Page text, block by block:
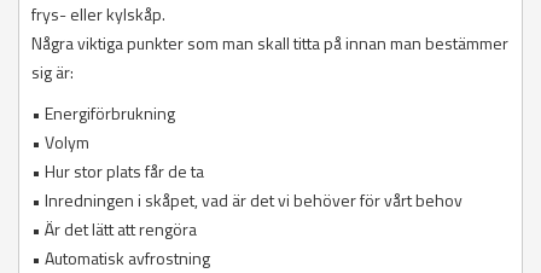
frys- eller kylskåp.
Några viktiga punkter som man skall titta på innan man bestämmer
sig är:
• Energiförbrukning
• Volym
• Hur stor plats får de ta
• Inredningen i skåpet, vad är det vi behöver för vårt behov
• Är det lätt att rengöra
• Automatisk avfrostning